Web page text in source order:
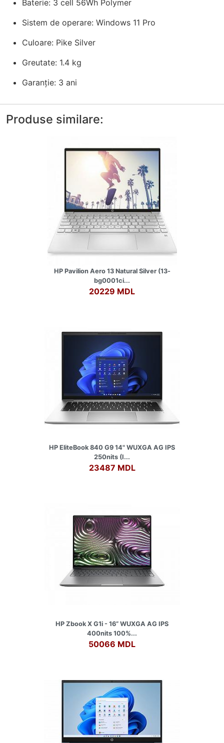
Baterie: 3 cell 56Wh Polymer
Sistem de operare: Windows 11 Pro
Culoare: Pike Silver
Greutate: 1.4 kg
Garanție: 3 ani
Produse similare:
HP Pavilion Aero 13 Natural Silver (13-
bg0001ci...
20229 MDL
HP EliteBook 840 G9 14" WUXGA AG IPS
250nits (I...
23487 MDL
HP Zbook X G1i - 16” WUXGA AG IPS
400nits 100%...
50066 MDL